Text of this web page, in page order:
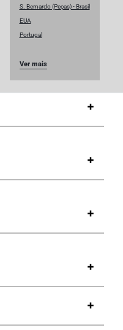
S. Bernardo (Peças) - Brasil
EUA
Portugal
Ver mais